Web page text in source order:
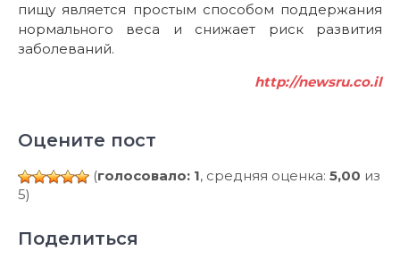
пищу является простым способом поддержания
нормального веса и снижает риск развития
заболеваний.
http://newsru.co.il
Оцените пост
(голосовало: 1, средняя оценка: 5,00 из
5)
Поделиться